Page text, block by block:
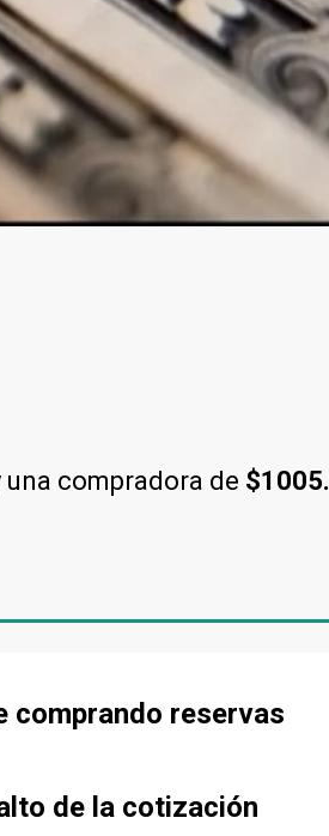
una compradora de $1005.
comprando reservas
de la cotización